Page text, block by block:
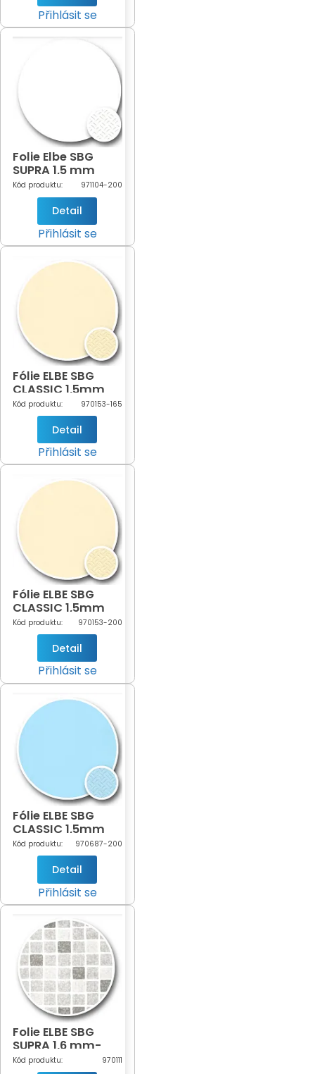
Přihlásit se
Folie Elbe SBG
SUPRA 1,5 mm
White šíře 2m
(bílá-104)
Kód produktu: 971104-200
Detail
Přihlásit se
Fólie ELBE SBG
CLASSIC 1,5mm
Sand 1,65m
(písková - 153)
Kód produktu: 970153-165
Detail
Přihlásit se
Fólie ELBE SBG
CLASSIC 1,5mm
Sand 2m
(písková - 153)
Kód produktu: 970153-200
Detail
Přihlásit se
Fólie ELBE SBG
CLASSIC 1,5mm
Light Blue šíře 2m
(světle modrá -
Kód produktu: 970687-200
Detail
Přihlásit se
Folie ELBE SBG
SUPRA 1,6 mm-
mozaika šedá -
Kód produktu: 970111